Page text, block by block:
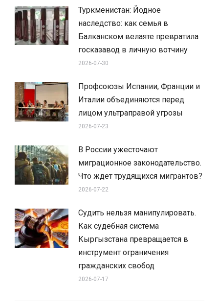
Туркменистан: Йодное
наследство: как семья в
Балканском велаяте превратила
госказавод в личную вотчину
2026-07-30
Профсоюзы Испании, Франции и
Италии объединяются перед
лицом ультраправой угрозы
2026-07-23
В России ужесточают
миграционное законодательство.
Что ждет трудящихся мигрантов?
2026-07-22
Судить нельзя манипулировать.
Как судебная система
Кыргызстана превращается в
инструмент ограничения
гражданских свобод
2026-07-17